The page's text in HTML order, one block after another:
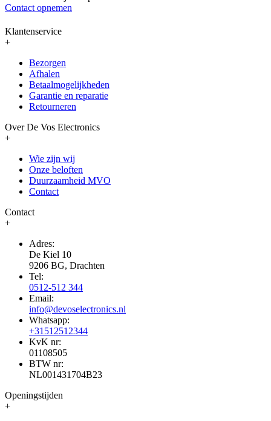
Contact opnemen
Klantenservice
+
Bezorgen
Afhalen
Betaalmogelijkheden
Garantie en reparatie
Retourneren
Over De Vos Electronics
+
Wie zijn wij
Onze beloften
Duurzaamheid MVO
Contact
Contact
+
Adres:
De Kiel 10
9206 BG, Drachten
Tel:
0512-512 344
Email:
info@devoselectronics.nl
Whatsapp:
+31512512344
KvK nr:
01108505
BTW nr:
NL001431704B23
Openingstijden
+